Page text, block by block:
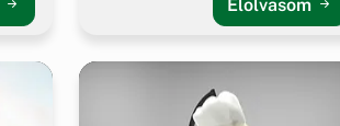
Elolvasom